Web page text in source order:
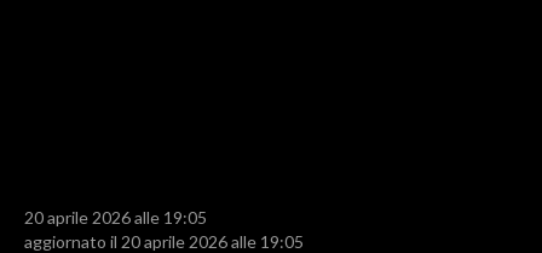
RISULTATI E CLASSIFICHE
20 aprile 2026 alle 19:05
aggiornato il 20 aprile 2026 alle 19:05